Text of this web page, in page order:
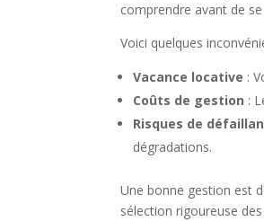
comprendre avant de se
Voici quelques
Vacance locative :
Coûts de gestion :
Risques de
dégradations.
Une bonne gestion est
sélection rigoureuse des